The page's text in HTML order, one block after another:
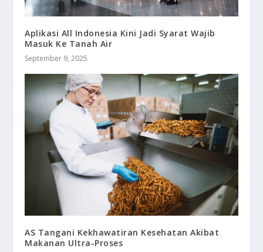
Aplikasi All Indonesia Kini Jadi Syarat Wajib
Masuk Ke Tanah Air
September 9, 2025
AS Tangani Kekhawatiran Kesehatan Akibat
Makanan Ultra-Proses